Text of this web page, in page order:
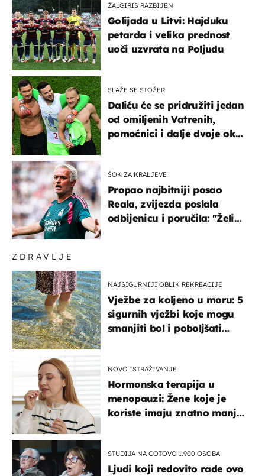
ZDRAVLJE
NAJSIGURNIJI OBLIK REKREACIJE
Vježbe za koljeno u moru: 5
sigurnih vježbi koje mogu
smanjiti bol i poboljšati
NOVO ISTRAŽIVANJE
Hormonska terapija u
menopauzi: Žene koje je
koriste imaju znatno manji
STUDIJA NA GOTOVO 1.900 OSOBA
Ljudi koji redovito rade ovo
ŽALGIRIS RAZBIJEN
Golijada u Litvi: Hajduku
petarda i velika prednost
uoči uzvrata na Poljudu
SLAŽE SE STOŽER
Daliću će se pridružiti jedan
od omiljenih Vatrenih,
pomoćnici i dalje dvoje oko
ŠOK ZA KRALJEVE
Propao najbitniji posao
Reala, zvijezda poslala
odbijenicu i poručila: "Želim